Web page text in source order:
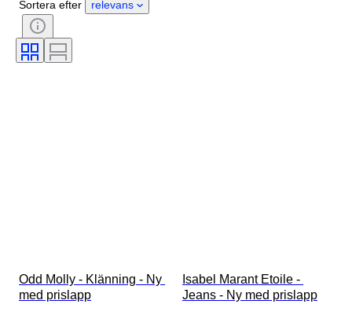
Klädstorlek
Era
Storlek på skjortkrage
Sortera efter relevans
Odd Molly - Klänning - Ny
med prislapp
Isabel Marant Etoile -
Jeans - Ny med prislapp